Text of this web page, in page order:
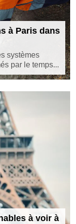
à Paris dans
systèmes
par le temps...
à voir à